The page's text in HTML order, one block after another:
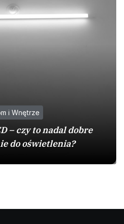
i Wnętrze
– czy to nadal dobre
do oświetlenia?